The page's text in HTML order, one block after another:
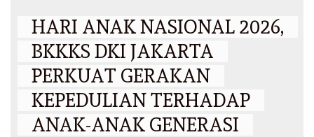
HARI ANAK NASIONAL 2026,
BKKKS DKI JAKARTA
PERKUAT GERAKAN
KEPEDULIAN TERHADAP
ANAK-ANAK GENERASI